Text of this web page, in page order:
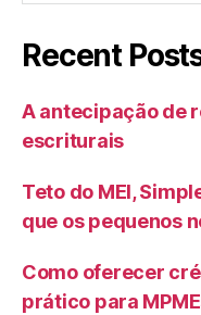
Recent
A antecipação de
escriturais
Teto do MEI,
que os pequenos
Como oferecer
prático para